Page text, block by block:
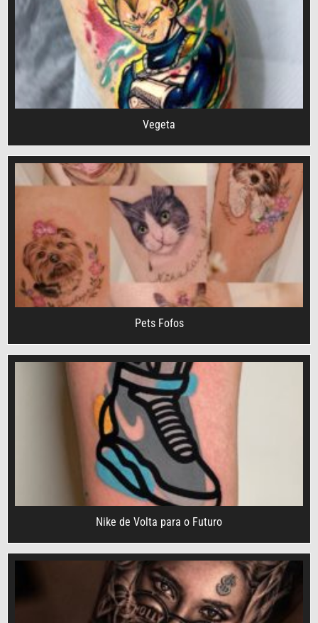
Vegeta
Pets Fofos
Nike de Volta para o Futuro